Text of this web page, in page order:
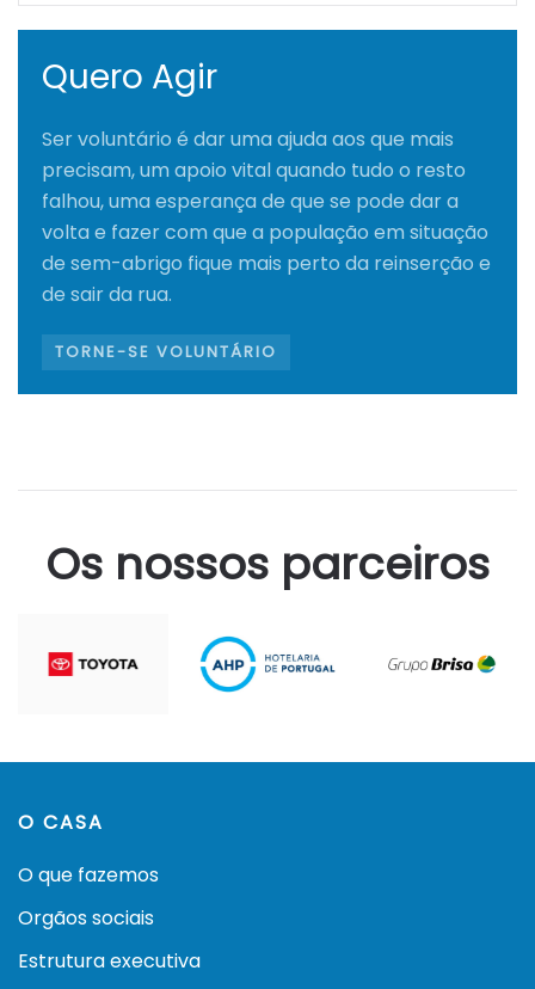
Quero Agir
Ser voluntário é dar uma ajuda aos que mais
precisam, um apoio vital quando tudo o resto
falhou, uma esperança de que se pode dar a
volta e fazer com que a população em situação
de sem-abrigo fique mais perto da reinserção e
de sair da rua.
TORNE-SE VOLUNTÁRIO
Os nossos parceiros
O CASA
O que fazemos
Orgãos sociais
Estrutura executiva